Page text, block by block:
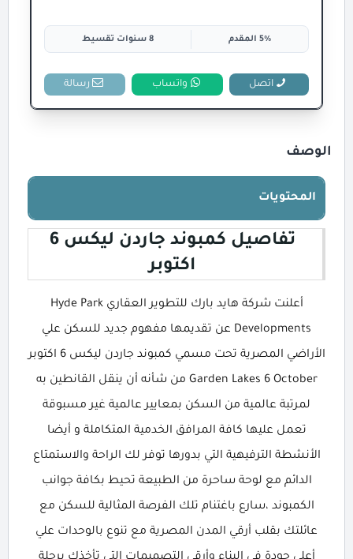
5% المقدم 8 سنوات تقسيط
اتصل واتساب رسالة
الوصف
المحتويات
تفاصيل كمبوند جاردن ليكس 6
اكتوبر
أعلنت شركة هايد بارك للتطوير العقاري Hyde Park
Developments عن تقديمها مفهوم جديد للسكن علي
الأراضي المصرية تحت مسمي كمبوند جاردن ليكس 6 اكتوبر
Garden Lakes 6 October من شأنه أن ينقل القانطين به
لمرتبة عالمية من السكن بمعايير عالمية غير مسبوقة
تعمل عليها كافة المرافق الخدمية المتكاملة و أيضا
الأنشطة الترفيهية التي بدورها توفر لك الراحة والاستمتاع
الدائم مع لوحة ساحرة من الطبيعة تحيط بكافة جوانب
الكمبوند ،سارع باغتنام تلك الفرصة المثالية للسكن مع
عائلتك بقلب أرقي المدن المصرية مع تنوع بالوحدات علي